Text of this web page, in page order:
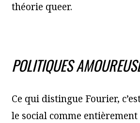
théorie queer.
POLITIQUES
Ce qui distingue Fourier,
le social comme entièrement